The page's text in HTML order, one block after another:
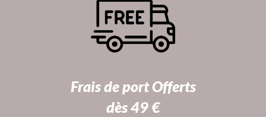
Frais de port Offerts
dès 49 €